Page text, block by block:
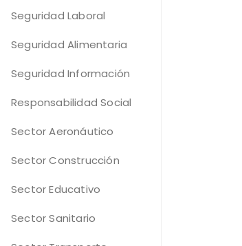
Seguridad Laboral
Seguridad Alimentaria
Seguridad Información
Responsabilidad Social
Sector Aeronáutico
Sector Construcción
Sector Educativo
Sector Sanitario